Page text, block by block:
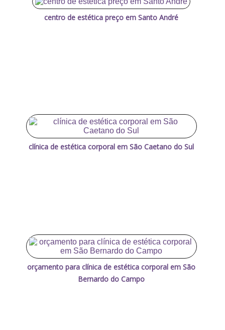
centro de estética preço em Santo André
clínica de estética corporal em São Caetano do Sul
orçamento para clínica de estética corporal em São
Bernardo do Campo